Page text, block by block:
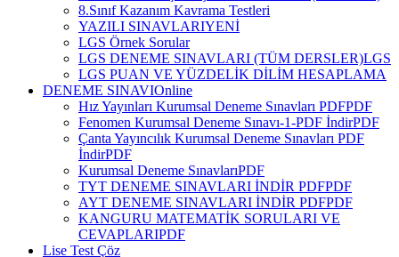
8.Sınıf Kazanım Kavrama Testleri
YAZILI SINAVLARIYENİ
LGS Örnek Sorular
LGS DENEME SINAVLARI (TÜM DERSLER)LGS
LGS PUAN VE YÜZDELİK DİLİM HESAPLAMA
DENEME SINAVIOnline
Hız Yayınları Kurumsal Deneme Sınavları PDFPDF
Fenomen Kurumsal Deneme Sınavı-1-PDF İndirPDF
Çanta Yayıncılık Kurumsal Deneme Sınavları PDF
İndirPDF
Kurumsal Deneme SınavlarıPDF
TYT DENEME SINAVLARI İNDİR PDFPDF
AYT DENEME SINAVLARI İNDİR PDFPDF
KANGURU MATEMATİK SORULARI VE
CEVAPLARIPDF
Lise Test Çöz